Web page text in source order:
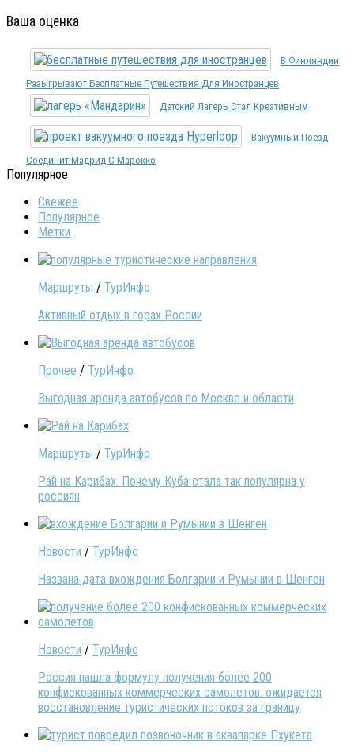
Ваша оценка
В Финляндии
Разыгрывают Бесплатные Путешествия Для Иностранцев
Детский Лагерь Стал Креативным
Вакуумный Поезд
Соединит Мадрид С Марокко
Популярное
Свежее
Популярное
Метки
Маршруты / ТурИнфо
Активный отдых в горах России
Прочее / ТурИнфо
Выгодная аренда автобусов по Москве и области
Маршруты / ТурИнфо
Рай на Карибах. Почему Куба стала так популярна у
россиян
Новости / ТурИнфо
Названа дата вхождения Болгарии и Румынии в Шенген
Новости / ТурИнфо
Россия нашла формулу получения более 200
конфискованных коммерческих самолетов: ожидается
восстановление туристических потоков за границу